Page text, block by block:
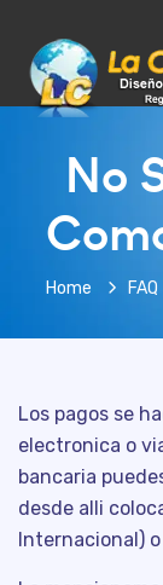
No
Home FAQ
Los pagos se
electronica o
bancaria
desde alli
Internacional)